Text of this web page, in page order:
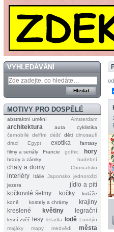
VYHLEDÁVÁNÍ
MOTIVY PRO DOSPĚLÉ
abstraktní umění Amsterdam
architektura auta
cyklistika
černobílé
delfíni déšť děti dinosauři
draci
Egypt exotika
fantasy
filmy a seriály
Francie gothic hory
hrady a zámky hudební
chaty a domy Chorvatsko
interiéry Itálie Japonsko
jednorožci
jezera
jídlo a pití
kočkovité šelmy
kočky
koláže
koně
kostely a chrámy
krajiny
kreslené
květiny legrační
lesní zvěř lesy letadla lodě Londýn
majáky
mapy medvědi
města
od